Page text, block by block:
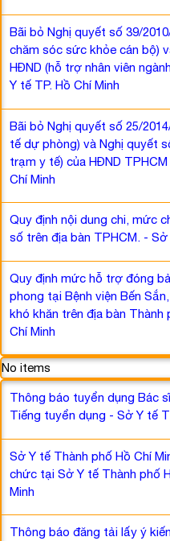
Bãi bỏ Nghị quyết số 39/
chăm sóc sức khỏe cán bộ)
HĐND (hỗ trợ nhân viên
Y tế TP. Hồ Chí Minh
Bãi bỏ Nghị quyết số 25/
tế dự phòng) và Nghị quyết
trạm y tế) của HĐND
Chí Minh
Quy định nội dung chi, mức
số trên địa bàn TPHCM. - Sở
Quy định mức hỗ trợ đóng
phong tại Bệnh viện Bến
khó khăn trên địa bàn Thành
Chí Minh
No items
Thông báo tuyển dụng Bác
Tiếng tuyển dụng - Sở Y tế
Sở Y tế Thành phố Hồ Chí
chức tại Sở Y tế Thành phố
Minh
Thông báo đăng tải lấy ý